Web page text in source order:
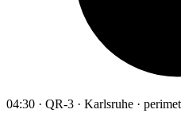
04:30 · QR-3 · Karlsruhe ·